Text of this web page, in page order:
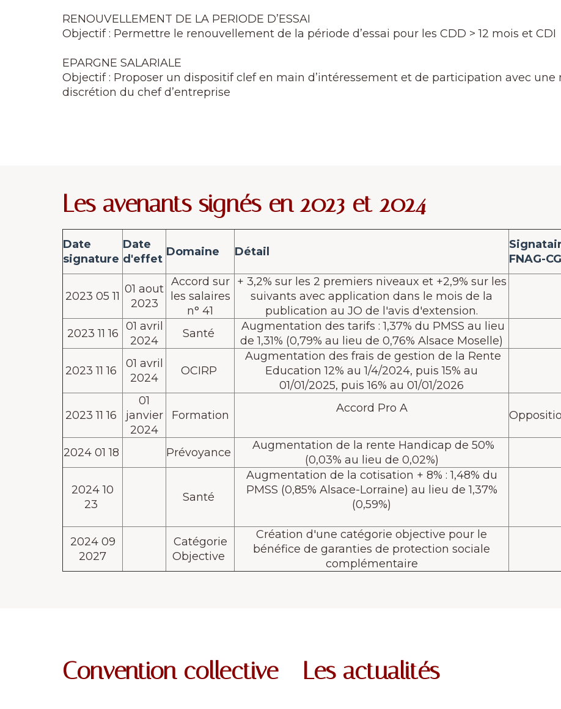
RENOUVELLEMENT DE LA PERIODE D’ESSAI
Objectif : Permettre le renouvellement de la période d’essai pour les CDD > 12 mois et CDI
EPARGNE SALARIALE
Objectif : Proposer un dispositif clef en main d’intéressement et de participation avec
discrétion du chef d’entreprise
Les avenants signés en 2023 et 2024
Date
signature
Date
d'effet
Domaine Détail
FNAG-
2023 05 11
01 aout
2023
Accord sur
les salaires
n° 41
+ 3,2% sur les 2 premiers niveaux et +2,9% sur les
suivants avec application dans le mois de la
publication au JO de l'avis d'extension.
2023 11 16
01 avril
2024
Santé
Augmentation des tarifs : 1,37% du PMSS au lieu
de 1,31% (0,79% au lieu de 0,76% Alsace Moselle)
2023 11 16
01 avril
2024
OCIRP
Augmentation des frais de gestion de la Rente
Education 12% au 1/4/2024, puis 15% au
01/01/2025, puis 16% au 01/01/2026
2023 11 16
01
janvier
2024
Formation
Accord Pro A
2024 01 18 Prévoyance
Augmentation de la rente Handicap de 50%
(0,03% au lieu de 0,02%)
2024 10
23
Santé
Augmentation de la cotisation + 8% : 1,48% du
PMSS (0,85% Alsace-Lorraine) au lieu de 1,37%
(0,59%)
2024 09
2027
Catégorie
Objective
Création d'une catégorie objective pour le
bénéfice de garanties de protection sociale
complémentaire
Convention collective - Les actualités